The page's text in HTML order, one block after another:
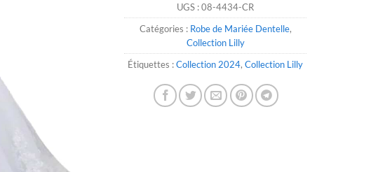
UGS :08-4434-CR
Catégories : Robe de Mariée Dentelle,
Collection Lilly
Étiquettes :Collection 2024,Collection Lilly